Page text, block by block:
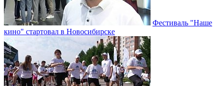
Фестиваль "Наше
кино" стартовал в Новосибирске